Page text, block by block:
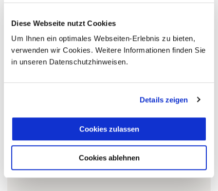
Diese Webseite nutzt Cookies
Um Ihnen ein optimales Webseiten-Erlebnis zu bieten,
verwenden wir Cookies. Weitere Informationen finden Sie
in unseren Datenschutzhinweisen.
Details zeigen
Cookies zulassen
Cookies ablehnen
5 Gründe warum Sie mit Ihrer Buchung bei uns
die richtige Entscheidung treffen:
25 Jahren Erfahrung!
2
Persönliche Beratung durch
vielgereiste
Länderspezialisten.